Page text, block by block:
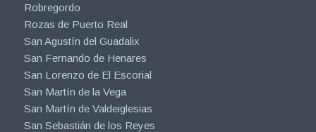
Robregordo
Rozas de Puerto Real
San Agustín del Guadalix
San Fernando de Henares
San Lorenzo de El Escorial
San Martín de la Vega
San Martín de Valdeiglesias
San Sebastián de los Reyes